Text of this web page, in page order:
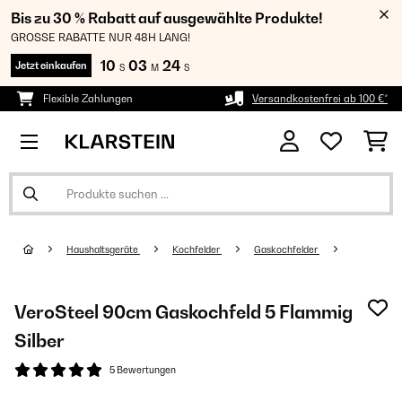
Bis zu 30 % Rabatt auf ausgewählte Produkte!
GROSSE RABATTE NUR 48H LANG!
Jetzt einkaufen 10 S 03 M 23 S
Flexible Zahlungen Versandkostenfrei ab 100 €*
Haushaltsgeräte Kochfelder Gaskochfelder
VeroSteel 90cm Gaskochfeld 5 Flammig
Silber
5 Bewertungen